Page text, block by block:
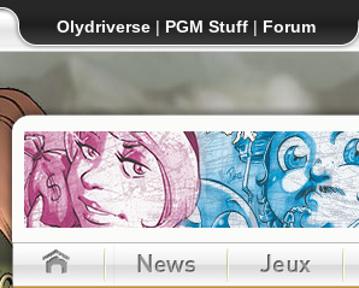
Olydriverse | PGM Stuff | Forum